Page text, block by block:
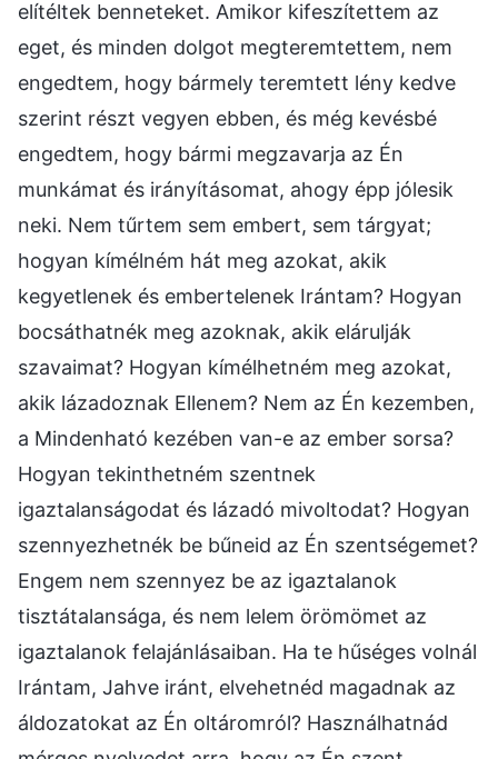
elítéltek benneteket. Amikor kifeszítettem az
eget, és minden dolgot megteremtettem, nem
engedtem, hogy bármely teremtett lény kedve
szerint részt vegyen ebben, és még kevésbé
engedtem, hogy bármi megzavarja az Én
munkámat és irányításomat, ahogy épp jólesik
neki. Nem tűrtem sem embert, sem tárgyat;
hogyan kímélném hát meg azokat, akik
kegyetlenek és embertelenek Irántam? Hogyan
bocsáthatnék meg azoknak, akik elárulják
szavaimat? Hogyan kímélhetném meg azokat,
akik lázadoznak Ellenem? Nem az Én kezemben,
a Mindenható kezében van-e az ember sorsa?
Hogyan tekinthetném szentnek
igaztalanságodat és lázadó mivoltodat? Hogyan
szennyezhetnék be bűneid az Én szentségemet?
Engem nem szennyez be az igaztalanok
tisztátalansága, és nem lelem örömömet az
igaztalanok felajánlásaiban. Ha te hűséges volnál
Irántam, Jahve iránt, elvehetnéd magadnak az
áldozatokat az Én oltáromról? Használhatnád